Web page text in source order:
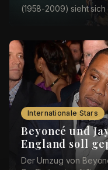
(1958-2009) sieht sich
Internationale Stars
Beyoncé und
England soll
Der Umzug von